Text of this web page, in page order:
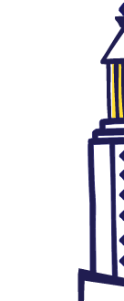
Una
que la
jóvenes
abril 14, 2016